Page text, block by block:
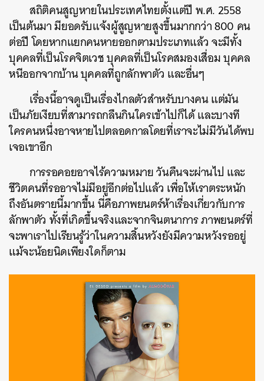
สถิติคนสูญหายในประเทศไทยตั้งแต่ปี พ.ศ. 2558
เป็นต้นมา มียอดรับแจ้งผู้สูญหายสูงขึ้นมากกว่า 800 คน
ต่อปี โดยหากแยกคนหายออกตามประเภทแล้ว จะมีทั้ง
บุคคลที่เป็นโรคจิตเวช บุคคลที่เป็นโรคสมองเสื่อม บุคคล
หนีออกจากบ้าน บุคคลที่ถูกลักพาตัว และอื่นๆ
เรื่องนี้อาจดูเป็นเรื่องไกลตัวสำหรับบางคน แต่มัน
เป็นภัยเงียบที่สามารถกลืนกินใครเข้าไปก็ได้ และบางที
ใครคนหนึ่งอาจหายไปตลอดกาลโดยที่เราจะไม่มีวันได้พบ
เจอเขาอีก
การรอคอยอาจไร้ความหมาย วันคืนจะผ่านไป และ
ชีวิตคนที่รออาจไม่มีอยู่อีกต่อไปแล้ว เพื่อให้เราตระหนัก
ถึงอันตรายนี้มากขึ้น นี่คือภาพยนตร์ห้าเรื่องเกี่ยวกับการ
ลักพาตัว ทั้งที่เกิดขึ้นจริงและจากจินตนาการ ภาพยนตร์ที่
จะพาเราไปเรียนรู้ว่าในความสิ้นหวังยังมีความหวังรออยู่
แม้จะน้อยนิดเพียงใดก็ตาม